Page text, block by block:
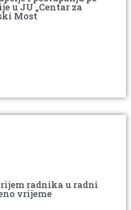
u JU „Centar za
Most
radnika u radni
vrijeme